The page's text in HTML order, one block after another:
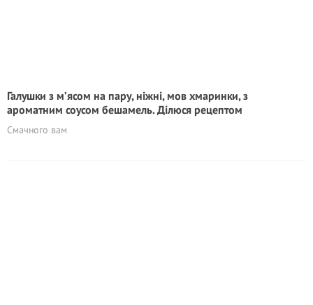
Галушки з м’ясом на пару, ніжні, мов хмаринки, з
ароматним соусом бешамель. Ділюся рецептом
Смачного вам